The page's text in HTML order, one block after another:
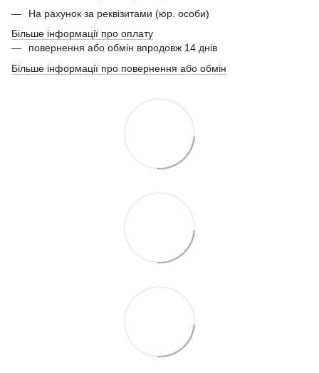
На рахунок за реквізитами (юр. особи)
Більше інформації про оплату
повернення або обмін впродовж 14 днів
Більше інформації про повернення або обмін